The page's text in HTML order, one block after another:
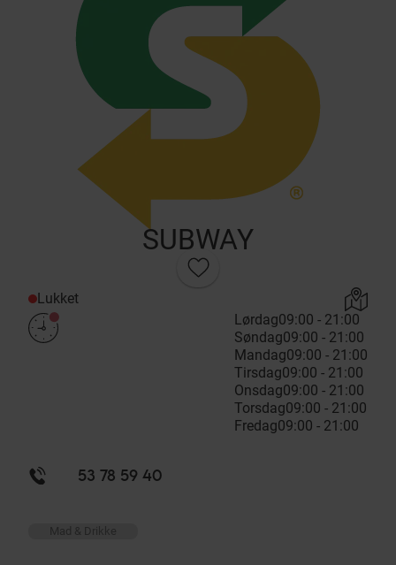
SUBWAY
Lukket
Lørdag09:00 - 21:00
Søndag09:00 - 21:00
Mandag09:00 - 21:00
Tirsdag09:00 - 21:00
Onsdag09:00 - 21:00
Torsdag09:00 - 21:00
Fredag09:00 - 21:00
53 78 59 40
Mad & Drikke